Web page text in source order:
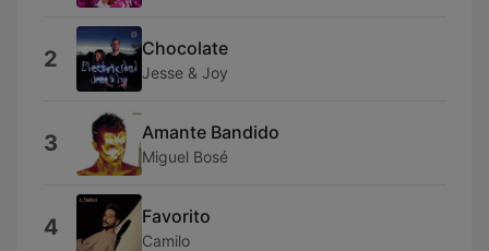
2 Chocolate
Jesse & Joy
3 Amante Bandido
Miguel Bosé
4 Favorito
Camilo